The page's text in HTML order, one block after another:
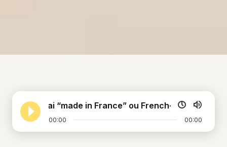
00:00 00:00
Vrai “made in France” ou French-washing ? Ne